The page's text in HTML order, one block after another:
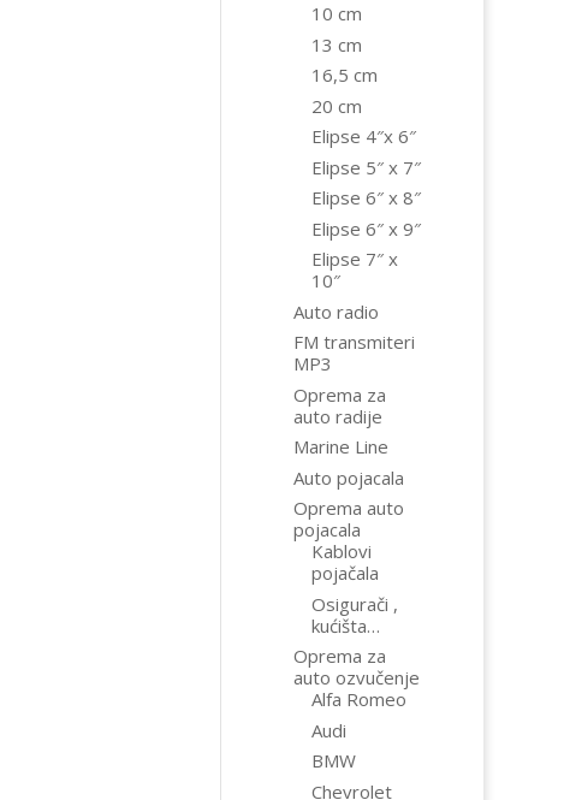
10 cm
13 cm
16,5 cm
20 cm
Elipse 4″x 6″
Elipse 5″ x 7″
Elipse 6″ x 8″
Elipse 6″ x 9″
Elipse 7″ x
10″
Auto radio
FM transmiteri
MP3
Oprema za
auto radije
Marine Line
Auto pojacala
Oprema auto
pojacala
Kablovi
pojačala
Osigurači ,
kućišta…
Oprema za
auto ozvučenje
Alfa Romeo
Audi
BMW
Chevrolet